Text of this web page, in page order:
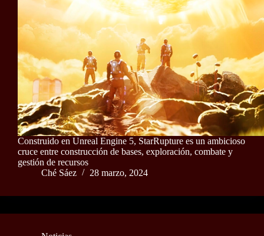
Construido en Unreal Engine 5, StarRupture es un ambicioso
cruce entre construcción de bases, exploración, combate y
gestión de recursos
Ché Sáez
28 marzo, 2024